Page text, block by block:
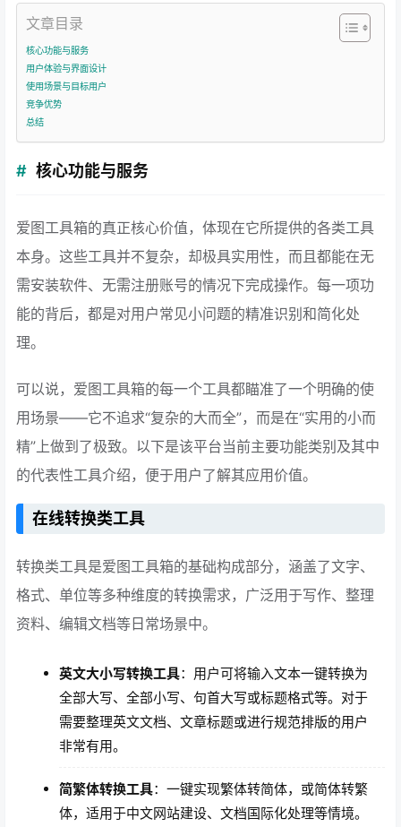
文章目录
核心功能与服务
用户体验与界面设计
使用场景与目标用户
竞争优势
总结
核心功能与服务
爱图工具箱的真正核心价值，体现在它所提供的各类工具
本身。这些工具并不复杂，却极具实用性，而且都能在无
需安装软件、无需注册账号的情况下完成操作。每一项功
能的背后，都是对用户常见小问题的精准识别和简化处
理。
可以说，爱图工具箱的每一个工具都瞄准了一个明确的使
用场景——它不追求“复杂的大而全”，而是在“实用的小而
精”上做到了极致。以下是该平台当前主要功能类别及其中
的代表性工具介绍，便于用户了解其应用价值。
在线转换类工具
转换类工具是爱图工具箱的基础构成部分，涵盖了文字、
格式、单位等多种维度的转换需求，广泛用于写作、整理
资料、编辑文档等日常场景中。
英文大小写转换工具：用户可将输入文本一键转换为
全部大写、全部小写、句首大写或标题格式等。对于
需要整理英文文档、文章标题或进行规范排版的用户
非常有用。
简繁体转换工具：一键实现繁体转简体，或简体转繁
体，适用于中文网站建设、文档国际化处理等情境。